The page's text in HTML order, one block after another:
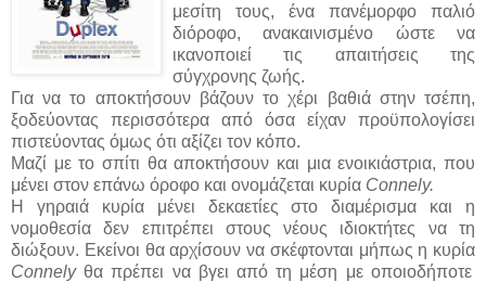
μεσίτη τους, ένα πανέμορφο παλιό
διόροφο, ανακαινισμένο ώστε να
ικανοποιεί τις απαιτήσεις της
σύγχρονης ζωής.
Για να το αποκτήσουν βάζουν το χέρι βαθιά στην τσέπη,
ξοδεύοντας περισσότερα από όσα είχαν προϋπολογίσει
πιστεύοντας όμως ότι αξίζει τον κόπο.
Μαζί με το σπίτι θα αποκτήσουν και μια ενοικιάστρια, που
μένει στον επάνω όροφο και ονομάζεται κυρία Connely.
Η γηραιά κυρία μένει δεκαετίες στο διαμέρισμα και η
νομοθεσία δεν επιτρέπει στους νέους ιδιοκτήτες να τη
διώξουν. Εκείνοι θα αρχίσουν να σκέφτονται μήπως η κυρία
Connelyθα πρέπει να βγει από τη μέση με οποιοδήποτε